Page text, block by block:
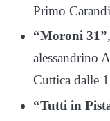
Primo
“Moroni 31”
alessandrino
Cuttica dalle
“Tutti in